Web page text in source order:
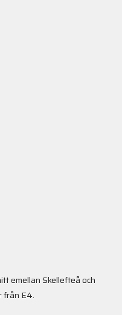
emellan Skellefteå och
från E4.